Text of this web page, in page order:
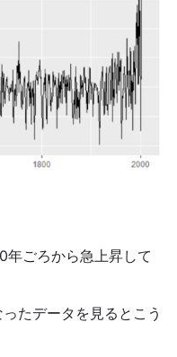
年ごろから急上昇して
たデータを見るとこう